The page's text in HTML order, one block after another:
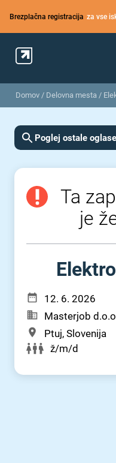
Brezplačna registracija za vse
Domov / Delovna mesta /
Poglej ostale oglase
Ta
je
12. 6. 2026
Masterjob
Ptuj, Slovenija
ž/m/d